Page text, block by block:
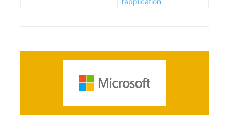
us/officeupdates/release-notes-office-for-mac